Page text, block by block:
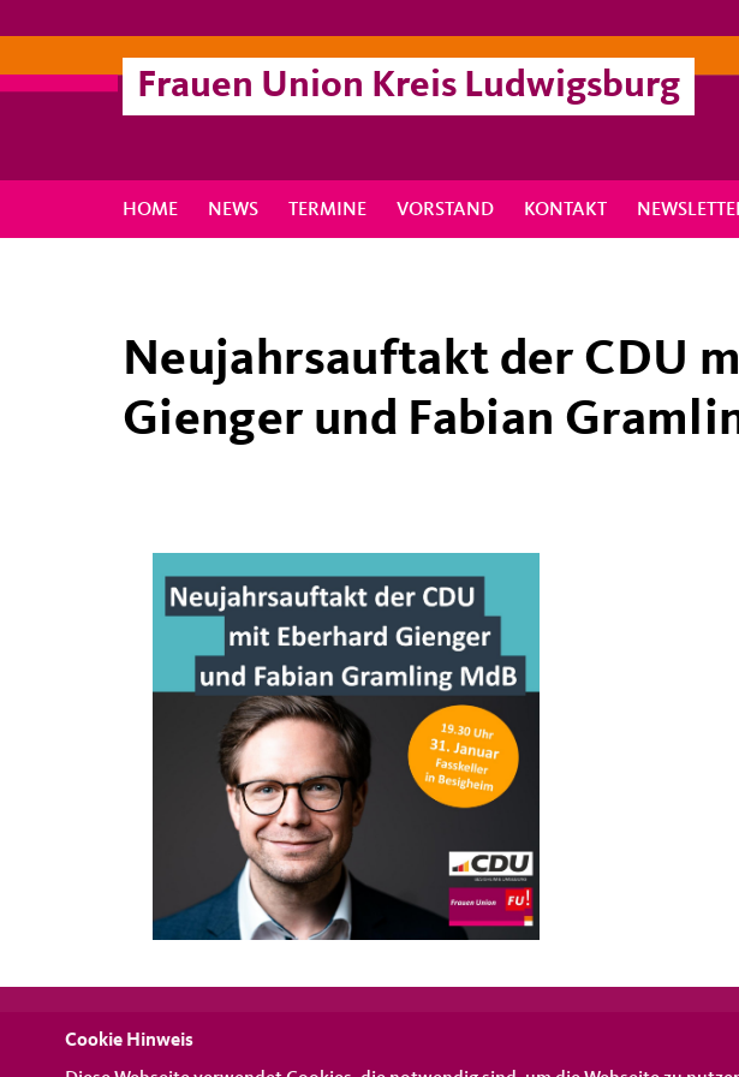
Frauen Union Kreis Ludwigsburg
HOME NEWS TERMINE VORSTAND KONTAKT
Neujahrsauftakt der CDU
Gienger und Fabian
Cookie Hinweis